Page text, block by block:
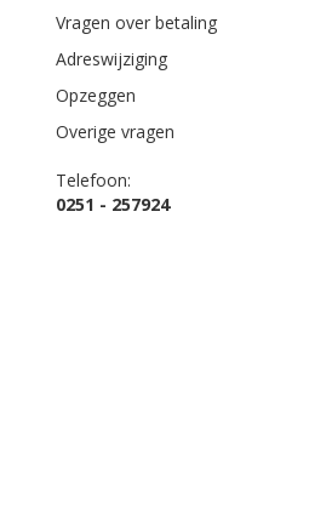
Vragen over betaling
Adreswijziging
Opzeggen
Overige vragen
Telefoon:
0251 - 257924